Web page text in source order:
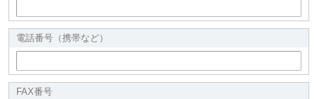
電話番号（携帯など）
FAX番号